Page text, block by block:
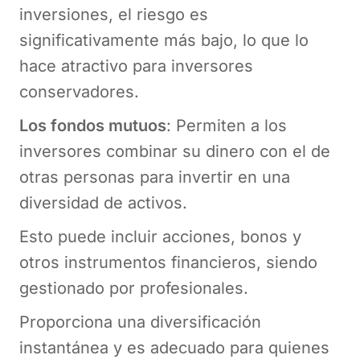
inversiones, el riesgo es
significativamente más bajo, lo que lo
hace atractivo para inversores
conservadores.
Los fondos mutuos: Permiten a los
inversores combinar su dinero con el de
otras personas para invertir en una
diversidad de activos.
Esto puede incluir acciones, bonos y
otros instrumentos financieros, siendo
gestionado por profesionales.
Proporciona una diversificación
instantánea y es adecuado para quienes